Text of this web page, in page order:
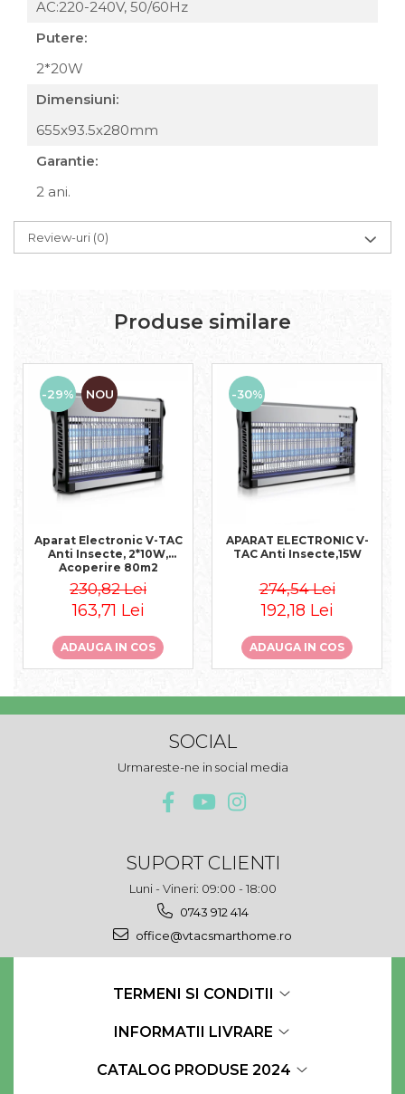
AC:220-240V, 50/60Hz
Putere:
2*20W
Dimensiuni:
655x93.5x280mm
Garantie:
2 ani.
Review-uri (0)
Produse similare
-29% NOU
Aparat Electronic V-TAC
Anti Insecte, 2*10W,
Acoperire 80m2
230,82 Lei
163,71 Lei
ADAUGA IN COS
-30%
APARAT ELECTRONIC V-
TAC Anti Insecte,15W
274,54 Lei
192,18 Lei
ADAUGA IN COS
SOCIAL
Urmareste-ne in social media
SUPORT CLIENTI
Luni - Vineri: 09:00 - 18:00
0743 912 414
office@vtacsmarthome.ro
TERMENI SI CONDITII
INFORMATII LIVRARE
CATALOG PRODUSE 2024